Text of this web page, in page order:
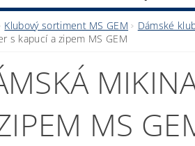
Klubový sortiment MS GEM Dámské
s kapucí a zipem MS GEM
MS